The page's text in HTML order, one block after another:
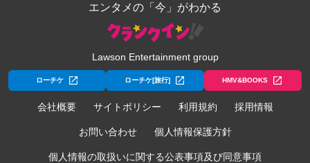
エンタメの「今」がわかる
Lawson Entertainment group
ローチケ ローチケ[旅行] HMV&BOOKS
会社概要 サイトポリシー 利用規約 採用情報
お問い合わせ 個人情報保護方針
個人情報の取扱いに関する公表事項及び同意事項